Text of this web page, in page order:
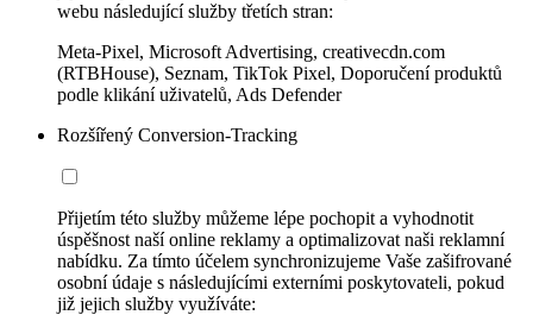
webu následující služby třetích stran:
Meta-Pixel, Microsoft Advertising, creativecdn.com
(RTBHouse), Seznam, TikTok Pixel, Doporučení produktů
podle klikání uživatelů, Ads Defender
Rozšířený Conversion-Tracking
Přijetím této služby můžeme lépe pochopit a vyhodnotit
úspěšnost naší online reklamy a optimalizovat naši reklamní
nabídku. Za tímto účelem synchronizujeme Vaše zašifrované
osobní údaje s následujícími externími poskytovateli, pokud
již jejich služby využíváte: